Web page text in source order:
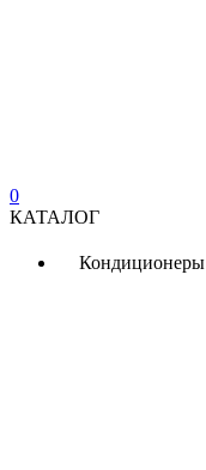
0
КАТАЛОГ
Кондиционеры